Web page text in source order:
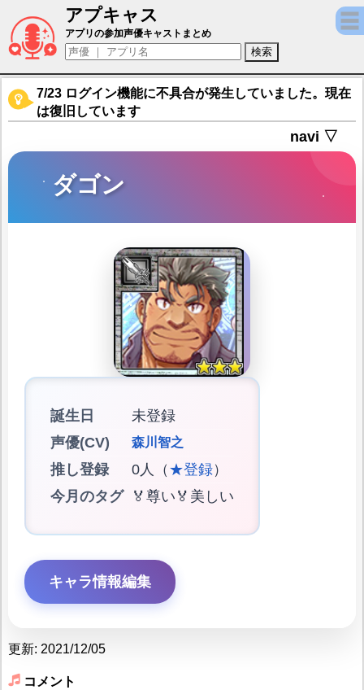
アプキャス
ダゴン（声優：森川智之)【東京放課後サモ
アプリの参加声優キャストまとめ
7/23 ログイン機能に不具合が発生していました。現在
は復旧しています
navi ▽
ダゴン
誕生日
未登録
声優(CV)
森川智之
推し登録 0人（ ★登録）
今月のタグ
🏅尊い🏅美しい
キャラ情報編集
更新: 2021/12/05
コメント